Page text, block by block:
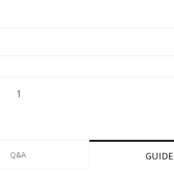
1
Q&A GUIDE